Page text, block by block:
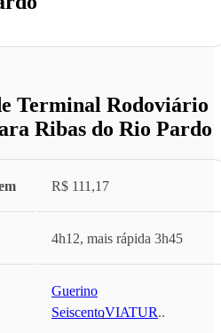
Terminal Rodoviário
Ribas do Rio Pardo
R$ 111,17
4h12, mais rápida 3h45
Guerino
Seiscento,VIATUR...